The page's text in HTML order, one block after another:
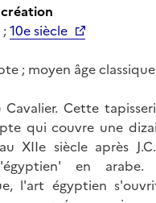
;10e siècle
; moyen âge classique
Cavalier. Cette
qui couvre une
XIIe siècle après
en arabe.
l'art égyptien